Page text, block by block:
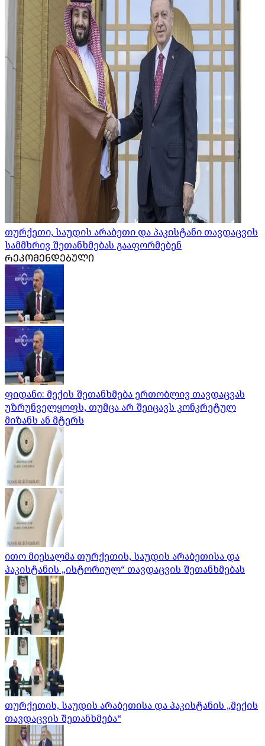
თურქეთი, საუდის არაბეთი და პაკისტანი თავდაცვის
სამმხრივ შეთანხმებას გააფორმებენ
ᲠᲔᲙᲝᲛᲔᲜᲓᲔᲑᲣᲚᲘ
ფიდანი: მექის შეთანხმება ერთობლივ თავდაცვას
უზრუნველყოფს, თუმცა არ შეიცავს კონკრეტულ
მიზანს ან მტერს
ითო მიესალმა თურქეთის, საუდის არაბეთისა და
პაკისტანის „ისტორიულ“ თავდაცვის შეთანხმებას
თურქეთის, საუდის არაბეთისა და პაკისტანის „მექის
თავდაცვის შეთანხმება“